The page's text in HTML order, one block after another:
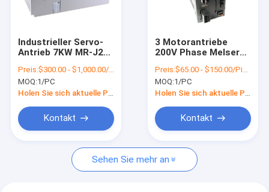
Über uns
Kontakt mit uns
Bitte um ein Angebot
Industrielle Automatisierung PLC
Industrieller Servo-
Antrieb 7KW MR-J2S-
J2 Wechselstroms
Mitsubishi
Preis:$300.00 - $1,000.00/Pieces
MOQ:1/PC
Holen Sie sich aktuelle Preis
Kontakt
3 Motorantriebe
200V Phase Melservo
3KW Mitsubishi MR-
JE-300B
Preis:$65.00 - $150.00/Pieces
MOQ:1/PC
Holen Sie sich aktuelle Preis
Kontakt
Sehen Sie mehr an